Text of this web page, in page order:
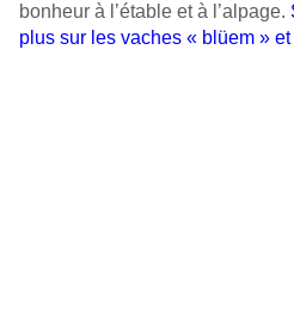
bonheur à l’étable et à l’alpage.
plus sur les vaches « blüem » et